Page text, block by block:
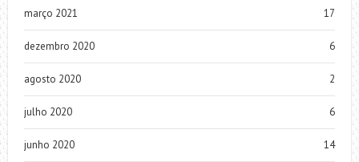
março 2021 17
dezembro 2020 6
agosto 2020 2
julho 2020 6
junho 2020 14